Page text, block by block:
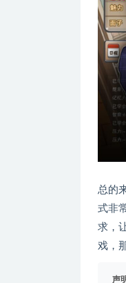
总的
式非
求，
戏，
声